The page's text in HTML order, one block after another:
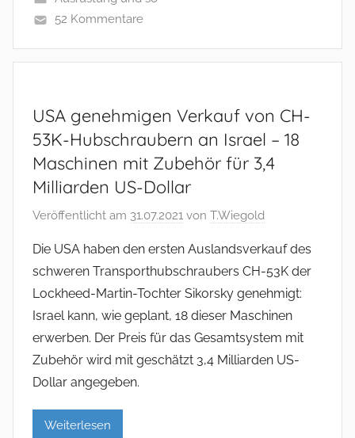
52 Kommentare
USA genehmigen Verkauf von CH-
53K-Hubschraubern an Israel – 18
Maschinen mit Zubehör für 3,4
Milliarden US-Dollar
Veröffentlicht am 31.07.2021 von T.Wiegold
Die USA haben den ersten Auslandsverkauf des
schweren Transporthubschraubers CH-53K der
Lockheed-Martin-Tochter Sikorsky genehmigt:
Israel kann, wie geplant, 18 dieser Maschinen
erwerben. Der Preis für das Gesamtsystem mit
Zubehör wird mit geschätzt 3,4 Milliarden US-
Dollar angegeben.
Weiterlesen